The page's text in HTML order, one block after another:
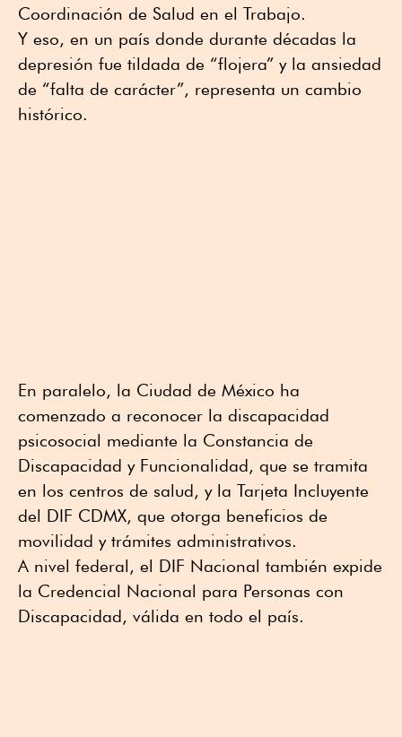
Coordinación de Salud en el Trabajo.
Y eso, en un país donde durante décadas la
depresión fue tildada de “flojera” y la ansiedad
de “falta de carácter”, representa un cambio
histórico.
En paralelo, la Ciudad de México ha
comenzado a reconocer la discapacidad
psicosocial mediante la Constancia de
Discapacidad y Funcionalidad, que se tramita
en los centros de salud, y la Tarjeta Incluyente
del DIF CDMX, que otorga beneficios de
movilidad y trámites administrativos.
A nivel federal, el DIF Nacional también expide
la Credencial Nacional para Personas con
Discapacidad, válida en todo el país.